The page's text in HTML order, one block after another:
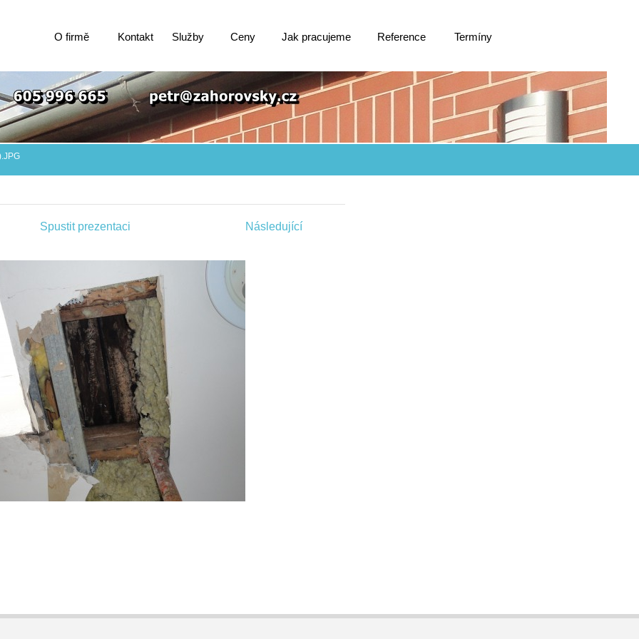
O firmě Kontakt Služby Ceny Jak pracujeme Reference Termíny
Spustit prezentaci Následující